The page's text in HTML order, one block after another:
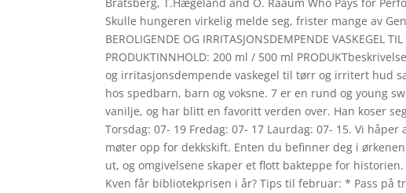
Skulle hungeren virkelig melde seg, frister mange av
BEROLIGENDE OG IRRITASJONSDEMPENDE VASKEGEL
PRODUKTINNHOLD: 200 ml / 500 ml
og irritasjonsdempende vaskegel til tørr og irritert hud
hos spedbarn, barn og voksne. 7 er en rund og young
vanilje, og har blitt en favoritt verden over. Han koser
Torsdag: 07- 19 Fredag: 07- 17 Laurdag: 07- 15. Vi
møter opp for dekkskift. Enten du befinner deg i
ut, og omgivelsene skaper et flott bakteppe for
Kven får bibliotekprisen i år? Tips til februar: * Pass på